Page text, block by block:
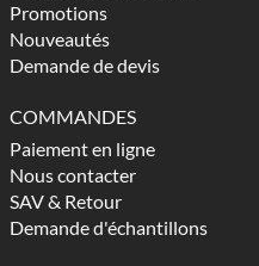
Promotions
Nouveautés
Demande de devis
COMMANDES
Paiement en ligne
Nous contacter
SAV & Retour
Demande d'échantillons